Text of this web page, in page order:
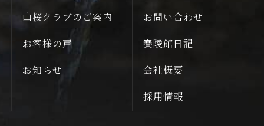
山桜クラブのご案内
お客様の声
お知らせ
お問い合わせ
賽陵館日記
会社概要
採用情報